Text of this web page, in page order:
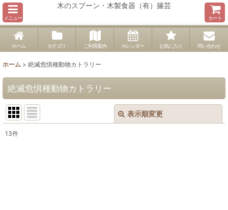
メニュー
木のスプーン・木製食器（有）籐芸
カート
ホーム カテゴリ ご利用案内 カレンダー お気に入り 問い合わせ
ホーム > 絶滅危惧種動物カトラリー
絶滅危惧種動物カトラリー
表示順変更
13件